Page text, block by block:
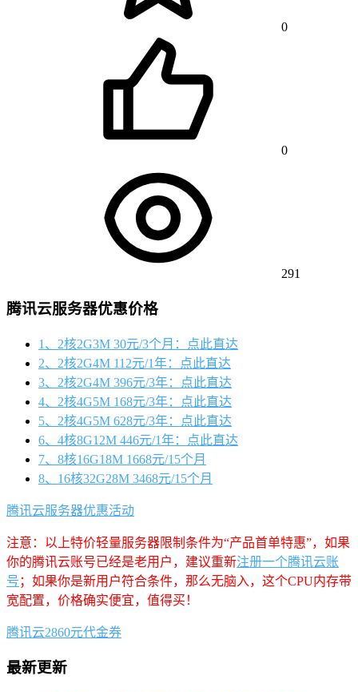
0
0
291
腾讯云服务器优惠价格
1、2核2G3M 30元/3个月：点此直达
2、2核2G4M 112元/1年：点此直达
3、2核2G4M 396元/3年：点此直达
4、2核4G5M 168元/3年：点此直达
5、2核4G5M 628元/3年：点此直达
6、4核8G12M 446元/1年：点此直达
7、8核16G18M 1668元/15个月
8、16核32G28M 3468元/15个月
腾讯云服务器优惠活动
注意：以上特价轻量服务器限制条件为“产品首单特惠”，如果
你的腾讯云账号已经是老用户，建议重新注册一个腾讯云账
号 ；如果你是新用户符合条件，那么无脑入，这个CPU内存带
宽配置，价格确实便宜，值得买！
腾讯云2860元代金券
最新更新